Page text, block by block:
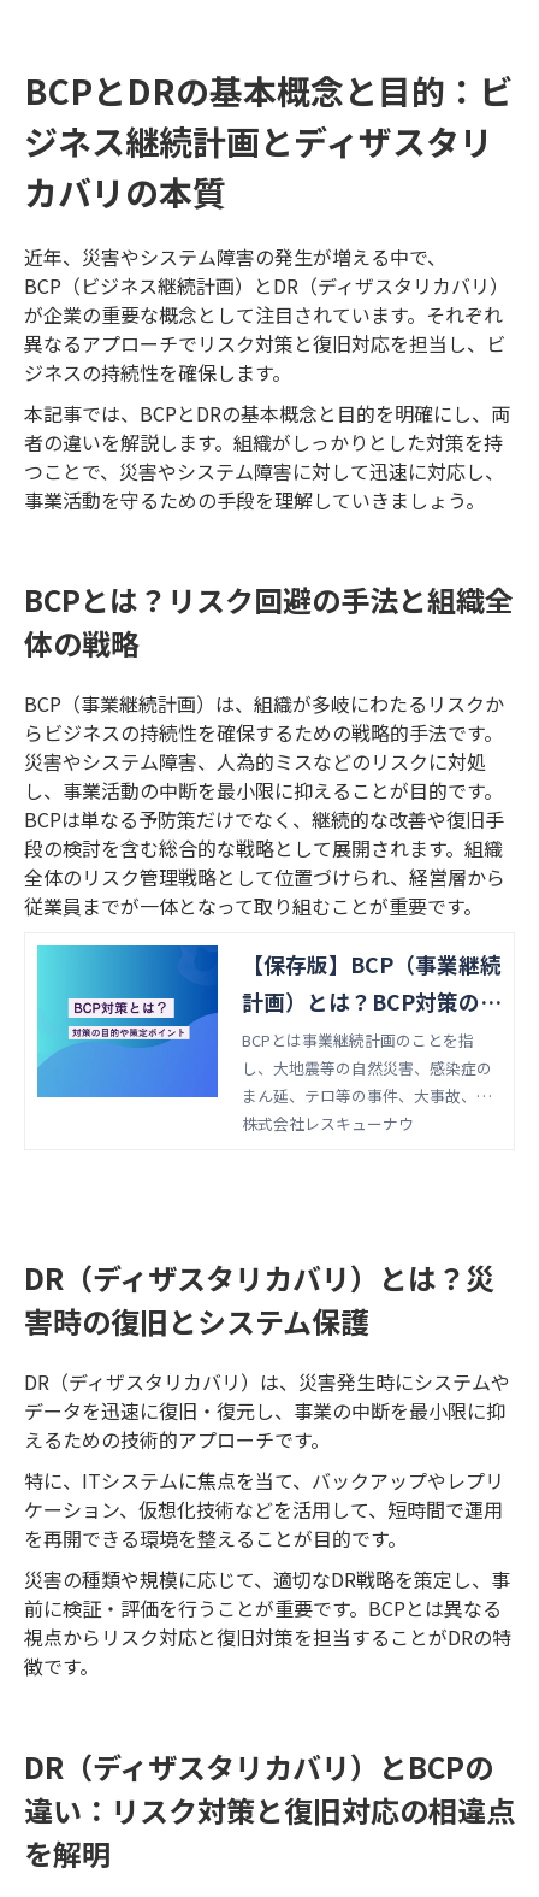
BCPとDRの基本概念と目的：ビ
ジネス継続計画とディザスタリ
カバリの本質
近年、災害やシステム障害の発生が増える中で、
BCP（ビジネス継続計画）とDR（ディザスタリカバリ）
が企業の重要な概念として注目されています。それぞれ
異なるアプローチでリスク対策と復旧対応を担当し、ビ
ジネスの持続性を確保します。
本記事では、BCPとDRの基本概念と目的を明確にし、両
者の違いを解説します。組織がしっかりとした対策を持
つことで、災害やシステム障害に対して迅速に対応し、
事業活動を守るための手段を理解していきましょう。
BCPとは？リスク回避の手法と組織全
体の戦略
BCP（事業継続計画）は、組織が多岐にわたるリスクか
らビジネスの持続性を確保するための戦略的手法です。
災害やシステム障害、人為的ミスなどのリスクに対処
し、事業活動の中断を最小限に抑えることが目的です。
BCPは単なる予防策だけでなく、継続的な改善や復旧手
段の検討を含む総合的な戦略として展開されます。組織
全体のリスク管理戦略として位置づけられ、経営層から
従業員までが一体となって取り組むことが重要です。
【保存版】BCP（事業継続
計画）とは？BCP対策の目
的や策定・運用の手順
BCPとは事業継続計画のことを指
し、大地震等の自然災害、感染症の
まん延、テロ等の事件、大事故、サ
プライチェーン（供給網）の途絶、
株式会社レスキューナウ
DR（ディザスタリカバリ）とは？災
害時の復旧とシステム保護
DR（ディザスタリカバリ）は、災害発生時にシステムや
データを迅速に復旧・復元し、事業の中断を最小限に抑
えるための技術的アプローチです。
特に、ITシステムに焦点を当て、バックアップやレプリ
ケーション、仮想化技術などを活用して、短時間で運用
を再開できる環境を整えることが目的です。
災害の種類や規模に応じて、適切なDR戦略を策定し、事
前に検証・評価を行うことが重要です。BCPとは異なる
視点からリスク対応と復旧対策を担当することがDRの特
徴です。
DR（ディザスタリカバリ）とBCPの
違い：リスク対策と復旧対応の相違点
を解明